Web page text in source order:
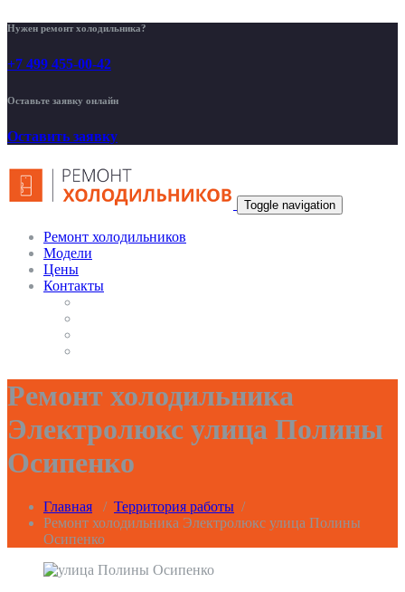
Нужен ремонт холодильника?
+7 499 455-00-42
Оставьте заявку онлайн
Оставить заявку
Toggle navigation
Ремонт холодильников
Модели
Цены
Контакты
Ремонт холодильника
Электролюкс улица Полины
Осипенко
Главная / Территория работы /
Ремонт холодильника Электролюкс улица Полины
Осипенко